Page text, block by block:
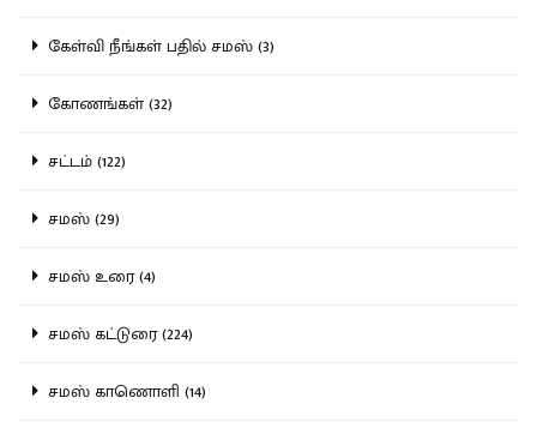
கேள்வி நீங்கள் பதில் சமஸ் (3)
கோணங்கள் (32)
சட்டம் (122)
சமஸ் (29)
சமஸ் உரை (4)
சமஸ் கட்டுரை (224)
சமஸ் காணொளி (14)